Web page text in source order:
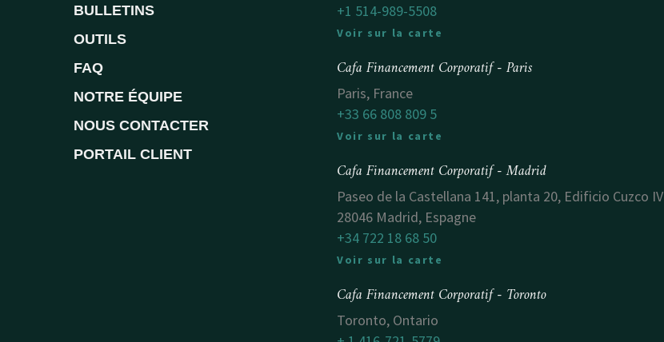
BULLETINS
OUTILS
FAQ
NOTRE ÉQUIPE
NOUS CONTACTER
PORTAIL CLIENT
+1 514-989-5508
Voir sur la carte
Cafa Financement Corporatif - Paris
Paris, France
+33 66 808 809 5
Voir sur la carte
Cafa Financement Corporatif - Madrid
Paseo de la Castellana 141, planta 20, Edificio Cuzco IV
28046 Madrid, Espagne
+34 722 18 68 50
Voir sur la carte
Cafa Financement Corporatif - Toronto
Toronto, Ontario